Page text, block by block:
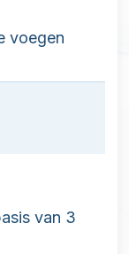
voegen
van 3